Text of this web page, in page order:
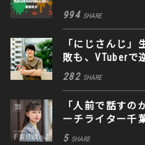
994 SHARE
「にじさんじ
敗も、VTuberで
282 SHARE
「人前で話す
ーチライター千
に込めた思い
5 SHARE